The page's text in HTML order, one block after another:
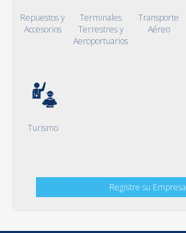
Repuestos y
Accesorios
Terminales
Terrestres y
Aeroportuarios
Transporte
Aéreo
Turismo
Registre su Empresa